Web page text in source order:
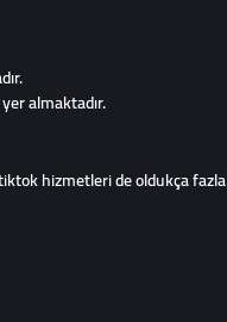
almaktadır.
hizmetleri de oldukça